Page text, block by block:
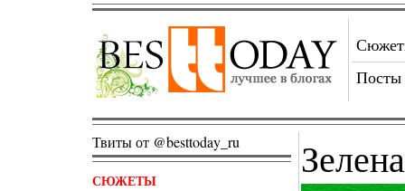
Посты
Твиты от @besttoday_ru
СЮЖЕТЫ